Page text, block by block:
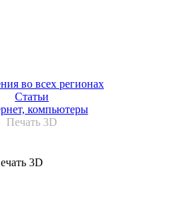
во всех регионах
Статьи
компьютеры
Печать 3D
3D